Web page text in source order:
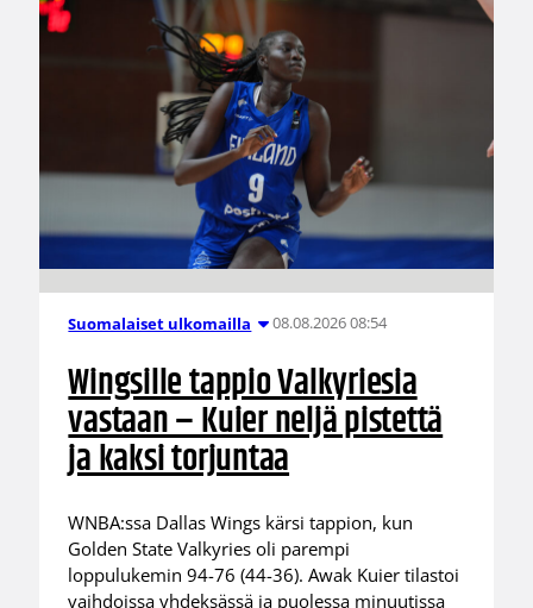
Suomalaiset ulkomailla 08.08.2026 08:54
Wingsille tappio Valkyriesia
vastaan – Kuier neljä pistettä
ja kaksi torjuntaa
WNBA:ssa Dallas Wings kärsi tappion, kun
Golden State Valkyries oli parempi
loppulukemin 94-76 (44-36). Awak Kuier tilastoi
vaihdoissa yhdeksässä ja puolessa minuutissa